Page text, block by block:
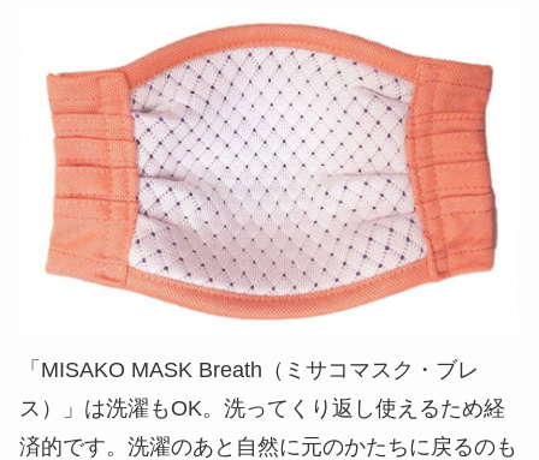
「MISAKO MASK Breath（ミサコマスク・ブレ
ス）」は洗濯もOK。洗ってくり返し使えるため経
済的です。洗濯のあと自然に元のかたちに戻るのも